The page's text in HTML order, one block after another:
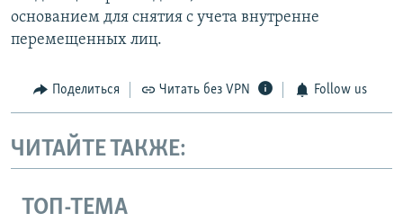
основанием для снятия с учета внутренне
перемещенных лиц.
Поделиться Читать без VPN Follow us
ЧИТАЙТЕ ТАКЖЕ:
ТОП-ТЕМА